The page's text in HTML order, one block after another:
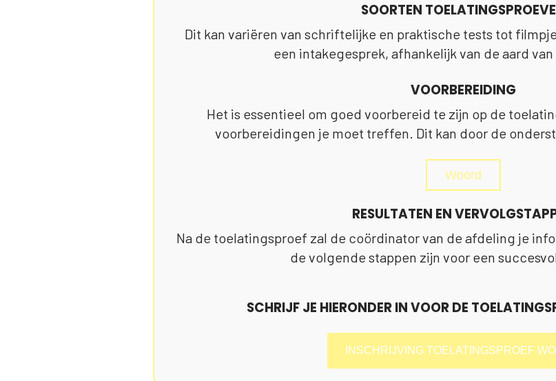
SOORTEN
Dit kan variëren van schriftelijke en praktische tests tot
een intakegesprek, afhankelijk van de aard
VOORBEREIDING
Het is essentieel om goed voorbereid te zijn op de
voorbereidingen je moet treffen. Dit kan door de
Woord
RESULTATEN EN
Na de toelatingsproef zal de coördinator van de afdeling je
de volgende stappen zijn voor een
SCHRIJF JE HIERONDER IN VOOR DE
INSCHRIJVING TOELATINGSPROEF